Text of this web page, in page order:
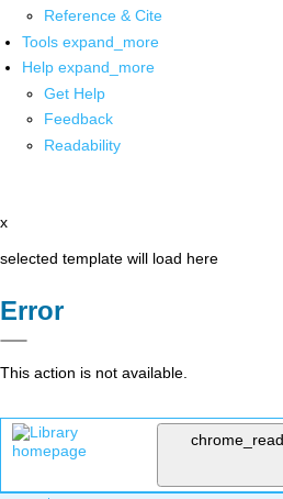
Reference & Cite
Tools expand_more
Help expand_more
Get Help
Feedback
Readability
x
selected template will load here
Error
This action is not available.